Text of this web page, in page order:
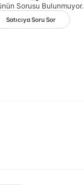
Sorusu Bulunmuyor.
Satıcıya Soru Sor